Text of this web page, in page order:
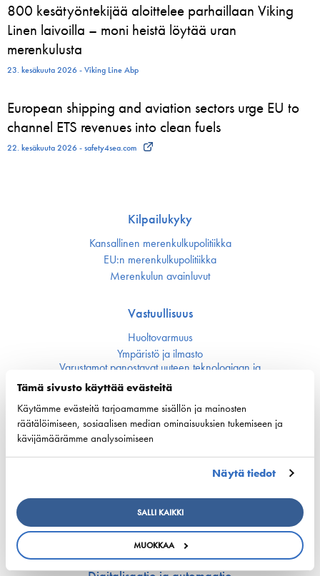
Tämä sivusto käyttää evästeitä
Käytämme evästeitä tarjoamamme sisällön ja mainosten
räätälöimiseen, sosiaalisen median ominaisuuksien tukemiseen ja
kävijämäärämme analysoimiseen
Näytä tiedot
SALLI KAIKKI
MUOKKAA
800 kesätyöntekijää aloittelee parhaillaan Viking
Linen laivoilla – moni heistä löytää uran
merenkulusta
23. kesäkuuta 2026 - Viking Line Abp
European shipping and aviation sectors urge EU to
channel ETS revenues into clean fuels
22. kesäkuuta 2026 - safety4sea.com
Kilpailukyky
Kansallinen merenkulku­politiikka
EU:n merenkulku­politiikka
Merenkulun avainluvut
Vastuullisuus
Huoltovarmuus
Ympäristö ja ilmasto
Varustamot panostavat uuteen teknologiaan ja
Turvallisuus
Työmarkkinat ja osaaminen
Työmarkkina-asiat
Miehitys ja pätevyys­asiat
Suomen Varustamoiden Yrityskylä
Ship Happens: Tutustu merenkulkualan mahdollisuuksiin